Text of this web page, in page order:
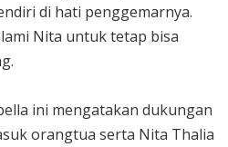
di hati penggemarnya.
Nita untuk tetap bisa
ini mengatakan dukungan
orangtua serta Nita Thalia